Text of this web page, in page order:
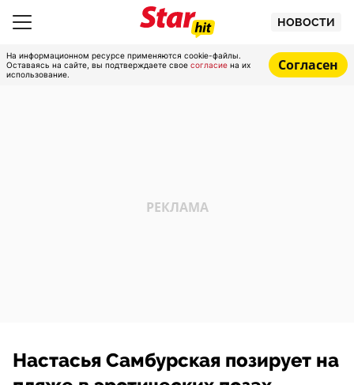
НОВОСТИ
На информационном ресурсе применяются cookie-файлы.
Оставаясь на сайте, вы подтверждаете свое согласие на их
использование.
Согласен
Настасья Самбурская позирует на